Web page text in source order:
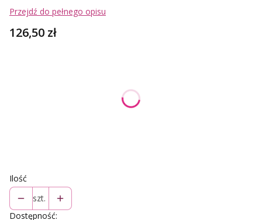
Przejdź do pełnego opisu
Cena
126,50 zł
Ilość
szt.
Dostępność: